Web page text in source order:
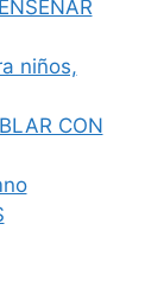
niños,
CON